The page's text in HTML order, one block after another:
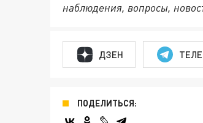
наблюдения, вопросы,
ДЗЕН
ПОДЕЛИТЬСЯ: